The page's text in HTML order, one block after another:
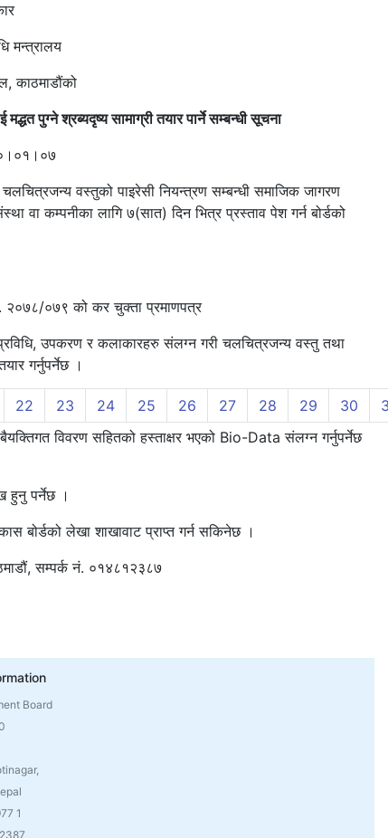
22 23 24 25 26 27 28 29 30
पुग्ने श्रब्यदृष्य सामाग्री तयार पार्ने सम्बन्धी सूचना
वस्तुको पाइरेसी नियन्त्रण सम्बन्धी समाजिक जागरण
वा कम्पनीका लागि ७(सात) दिन भित्र प्रस्ताव पेश गर्न बोर्डको
२०७८/०७९ को कर चुक्ता प्रमाणपत्र
उपकरण र कलाकारहरु संलग्न गरी चलचित्रजन्य वस्तु तथा
गर्नुपर्नेछ ।
विवरण सहितको हस्ताक्षर भएको Bio-Data संलग्न गर्नुपर्नेछ
हुनु पर्नेछ ।
बोर्डको लेखा शाखावाट प्राप्त गर्न सकिनेछ ।
सम्पर्क नं. ०१४८१२३८७
Board
1